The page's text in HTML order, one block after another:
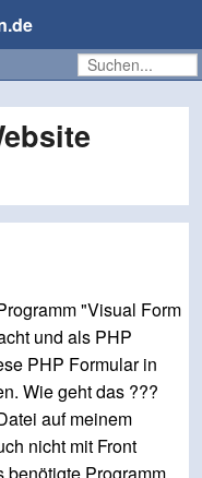
"Visual Form
und als PHP
PHP Formular in
Wie geht das ???
auf meinem
nicht mit Front